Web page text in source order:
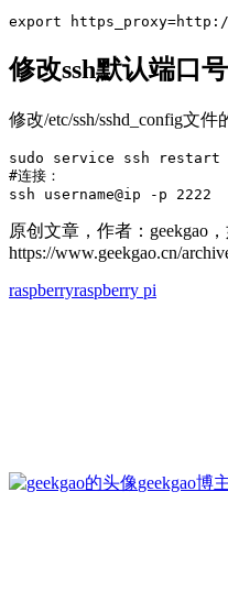
export
修改ssh默认端口号
修改/etc/ssh/sshd_config文
sudo service ssh restart
#连接：
ssh username@ip -p 2222
原创文章，作者：geekgao
https://www.geekgao.cn/
raspberryraspberry pi
geekgao博